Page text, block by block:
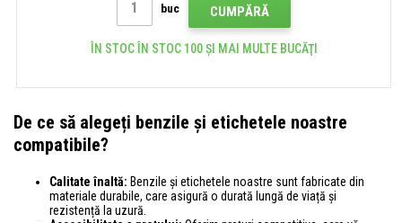
buc CUMPĂRĂ
ÎN STOC ÎN STOC 100 ȘI MAI MULTE BUCĂŢI
De ce să alegeți benzile și etichetele noastre
compatibile?
Calitate înaltă: Benzile și etichetele noastre sunt fabricate din
materiale durabile, care asigură o durată lungă de viață și
rezistență la uzură.